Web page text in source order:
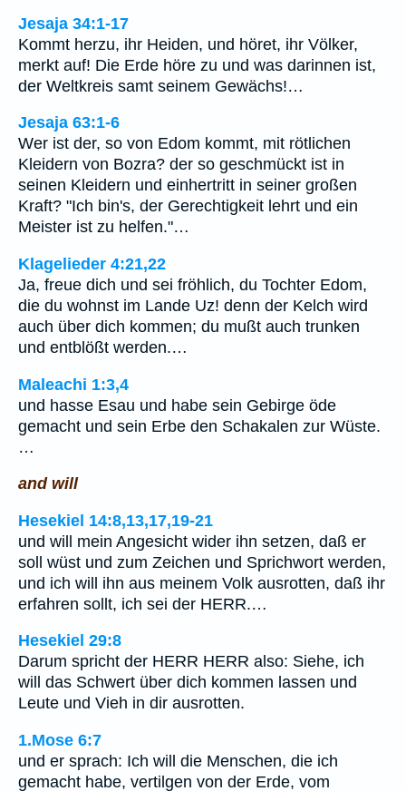
Jesaja 34:1-17
Kommt herzu, ihr Heiden, und höret, ihr Völker,
merkt auf! Die Erde höre zu und was darinnen ist,
der Weltkreis samt seinem Gewächs!…
Jesaja 63:1-6
Wer ist der, so von Edom kommt, mit rötlichen
Kleidern von Bozra? der so geschmückt ist in
seinen Kleidern und einhertritt in seiner großen
Kraft? "Ich bin's, der Gerechtigkeit lehrt und ein
Meister ist zu helfen."…
Klagelieder 4:21,22
Ja, freue dich und sei fröhlich, du Tochter Edom,
die du wohnst im Lande Uz! denn der Kelch wird
auch über dich kommen; du mußt auch trunken
und entblößt werden.…
Maleachi 1:3,4
und hasse Esau und habe sein Gebirge öde
gemacht und sein Erbe den Schakalen zur Wüste.
…
and will
Hesekiel 14:8,13,17,19-21
und will mein Angesicht wider ihn setzen, daß er
soll wüst und zum Zeichen und Sprichwort werden,
und ich will ihn aus meinem Volk ausrotten, daß ihr
erfahren sollt, ich sei der HERR.…
Hesekiel 29:8
Darum spricht der HERR HERR also: Siehe, ich
will das Schwert über dich kommen lassen und
Leute und Vieh in dir ausrotten.
1.Mose 6:7
und er sprach: Ich will die Menschen, die ich
gemacht habe, vertilgen von der Erde, vom